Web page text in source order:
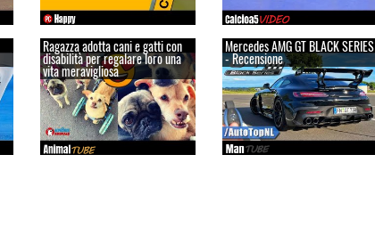
Ragazza adotta cani e gatti con
disabilità per regalare loro una
vita meravigliosa
Mercedes AMG GT BLACK SERIES
- Recensione